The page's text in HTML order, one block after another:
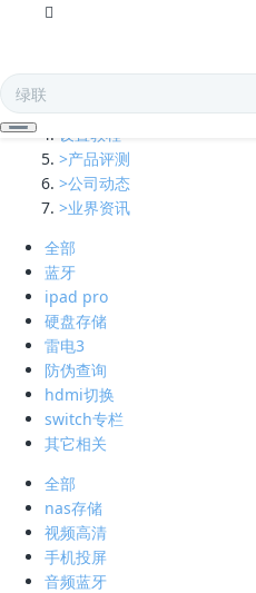
凯发娱乐全球的技术支持
设置教程
>产品评测
>公司动态
>业界资讯
全部
蓝牙
ipad pro
硬盘存储
雷电3
防伪查询
hdmi切换
switch专栏
其它相关
全部
nas存储
视频高清
手机投屏
音频蓝牙